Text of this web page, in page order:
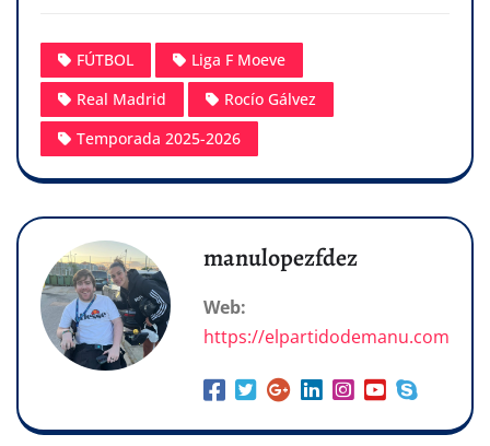
FÚTBOL
Liga F Moeve
Real Madrid
Rocío Gálvez
Temporada 2025-2026
manulopezfdez
Web:
https://elpartidodemanu.com